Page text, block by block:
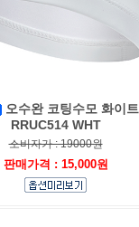
오수완 코팅수모 화이트
RRUC514 WHT
소비자가 : 19000원
판매가격 : 15,000원